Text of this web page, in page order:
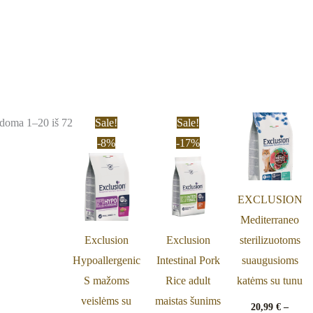
1–20 iš 72
Sale!
-8%
Exclusion
Hypoallergenic
S mažoms
veislėms su
Price
range:
21,90 €
through
54,90 €
multiple
variants.
options
may
chosen
Sale!
-17%
Exclusion
Intestinal Pork
Rice adult
maistas šunims
Price
range:
21,90 €
through
69,89 €
product
multiple
variants.
options
chosen
EXCLUSION
Mediterraneo
sterilizuotoms
suaugusioms
katėms su tunu
20,99€ –
Price
range:
20,99 €
through
61,99 €
be